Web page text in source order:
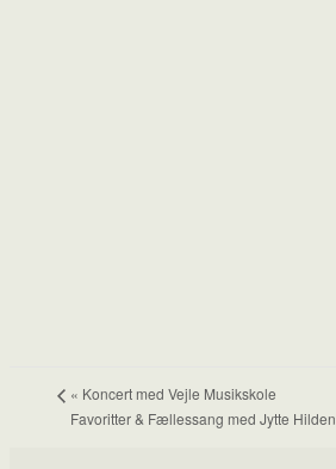
« Koncert med Vejle Musikskole
Favoritter & Fællessang med Jytte Hilden